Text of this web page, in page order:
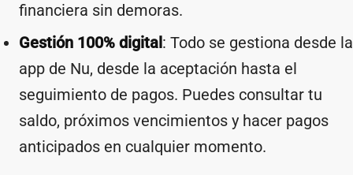
financiera sin demoras.
Gestión 100% digital: Todo se gestiona desde la
app de Nu, desde la aceptación hasta el
seguimiento de pagos. Puedes consultar tu
saldo, próximos vencimientos y hacer pagos
anticipados en cualquier momento.